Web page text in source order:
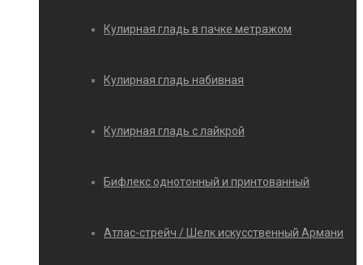
Кулирная гладь в пачке метражом
Кулирная гладь набивная
Кулирная гладь с лайкрой
Бифлекс однотонный и принтованный
Атлас-стрейч / Шелк искусственный Армани